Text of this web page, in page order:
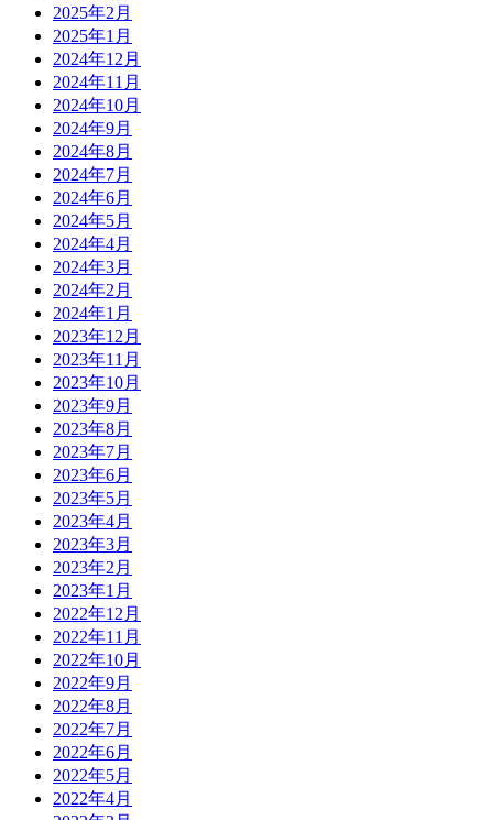
2025年2月
2025年1月
2024年12月
2024年11月
2024年10月
2024年9月
2024年8月
2024年7月
2024年6月
2024年5月
2024年4月
2024年3月
2024年2月
2024年1月
2023年12月
2023年11月
2023年10月
2023年9月
2023年8月
2023年7月
2023年6月
2023年5月
2023年4月
2023年3月
2023年2月
2023年1月
2022年12月
2022年11月
2022年10月
2022年9月
2022年8月
2022年7月
2022年6月
2022年5月
2022年4月